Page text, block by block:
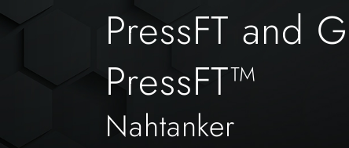
PressFT and
PressFT™
Nahtanker